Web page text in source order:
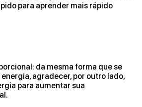
para aprender mais rápido
da mesma forma que se
agradecer, por outro lado,
para aumentar sua